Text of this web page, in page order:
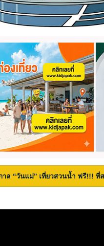
าล “วันแม่” เที่ยวสวนน้ำ ฟรี!!!